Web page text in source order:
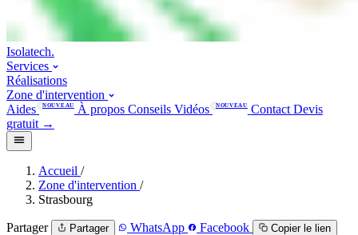
Isolatech.
Services
Réalisations
Zone d'intervention
Aides
NOUVEAU À propos Conseils Vidéos NOUVEAU Contact Devis
gratuit →
Accueil /
Zone d'intervention /
Strasbourg
Partager Partager WhatsApp Facebook Copier le lien